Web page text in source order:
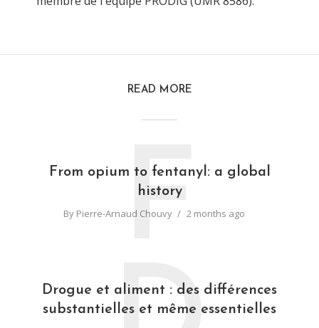
READ MORE
From opium to fentanyl: a global
history
By Pierre-Arnaud Chouvy 2 months ago
F
Drogue et aliment : des différences
substantielles et même essentielles